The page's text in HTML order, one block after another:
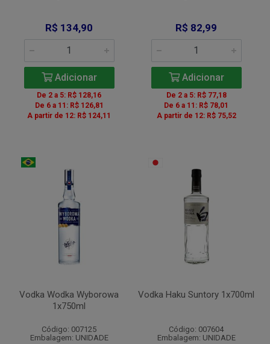
R$ 134,90
Adicionar
De 2 a 5: R$ 128,16
De 6 a 11: R$ 126,81
A partir de 12: R$ 124,11
R$ 82,99
Adicionar
De 2 a 5: R$ 77,18
De 6 a 11: R$ 78,01
A partir de 12: R$ 75,52
Vodka Wodka Wyborowa
1x750ml
Código: 007125
Embalagem: UNIDADE
Vodka Haku Suntory 1x700ml
Código: 007604
Embalagem: UNIDADE